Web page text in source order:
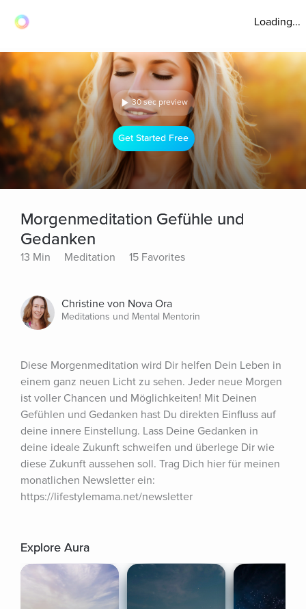
Loading...
30 sec preview
Get Started Free
Morgenmeditation Gefühle und
Gedanken
13 Min Meditation 15 Favorites
Christine von Nova Ora
Meditations und Mental Mentorin
Diese Morgenmeditation wird Dir helfen Dein Leben in
einem ganz neuen Licht zu sehen. Jeder neue Morgen
ist voller Chancen und Möglichkeiten! Mit Deinen
Gefühlen und Gedanken hast Du direkten Einfluss auf
deine innere Einstellung. Lass Deine Gedanken in
deine ideale Zukunft schweifen und überlege Dir wie
diese Zukunft aussehen soll. Trag Dich hier für meinen
monatlichen Newsletter ein:
https://lifestylemama.net/newsletter
Explore Aura